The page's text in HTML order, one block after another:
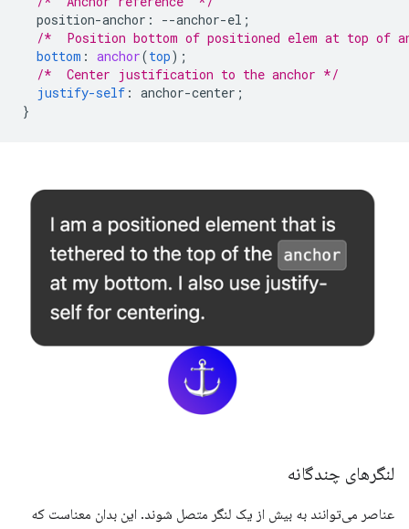
position-anchor : --anchor-el ;
/*  Position bottom of positioned elem at top of
bottom : anchor(top);
/*  Center justification to the anchor */
justify-self : anchor-center ;
}
لنگرهای چندگانه
عناصر می‌توانند به بیش از یک لنگر متصل شوند. این بدان معناست که